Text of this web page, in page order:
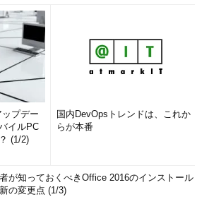
プデー
イルPC
(1/2)
国内DevOpsトレンドは、これか
らが本番
が知っておくべきOffice 2016のインストール
の変更点 (1/3)